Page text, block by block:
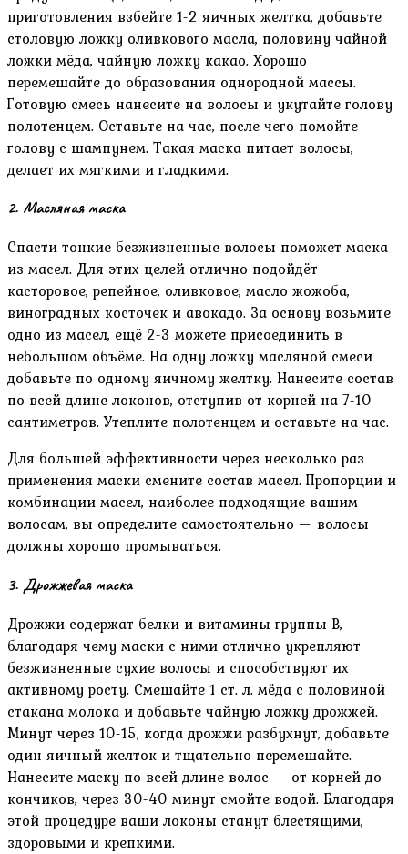
приготовления взбейте 1-2 яичных желтка, добавьте
столовую ложку оливкового масла, половину чайной
ложки мёда, чайную ложку какао. Хорошо
перемешайте до образования однородной массы.
Готовую смесь нанесите на волосы и укутайте голову
полотенцем. Оставьте на час, после чего помойте
голову с шампунем. Такая маска питает волосы,
делает их мягкими и гладкими.
2. Масляная маска
Спасти тонкие безжизненные волосы поможет маска
из масел. Для этих целей отлично подойдёт
касторовое, репейное, оливковое, масло жожоба,
виноградных косточек и авокадо. За основу возьмите
одно из масел, ещё 2-3 можете присоединить в
небольшом объёме. На одну ложку масляной смеси
добавьте по одному яичному желтку. Нанесите состав
по всей длине локонов, отступив от корней на 7-10
сантиметров. Утеплите полотенцем и оставьте на час.
Для большей эффективности через несколько раз
применения маски смените состав масел. Пропорции и
комбинации масел, наиболее подходящие вашим
волосам, вы определите самостоятельно — волосы
должны хорошо промываться.
3. Дрожжевая маска
Дрожжи содержат белки и витамины группы B,
благодаря чему маски с ними отлично укрепляют
безжизненные сухие волосы и способствуют их
активному росту. Смешайте 1 ст. л. мёда с половиной
стакана молока и добавьте чайную ложку дрожжей.
Минут через 10-15, когда дрожжи разбухнут, добавьте
один яичный желток и тщательно перемешайте.
Нанесите маску по всей длине волос — от корней до
кончиков, через 30-40 минут смойте водой. Благодаря
этой процедуре ваши локоны станут блестящими,
здоровыми и крепкими.